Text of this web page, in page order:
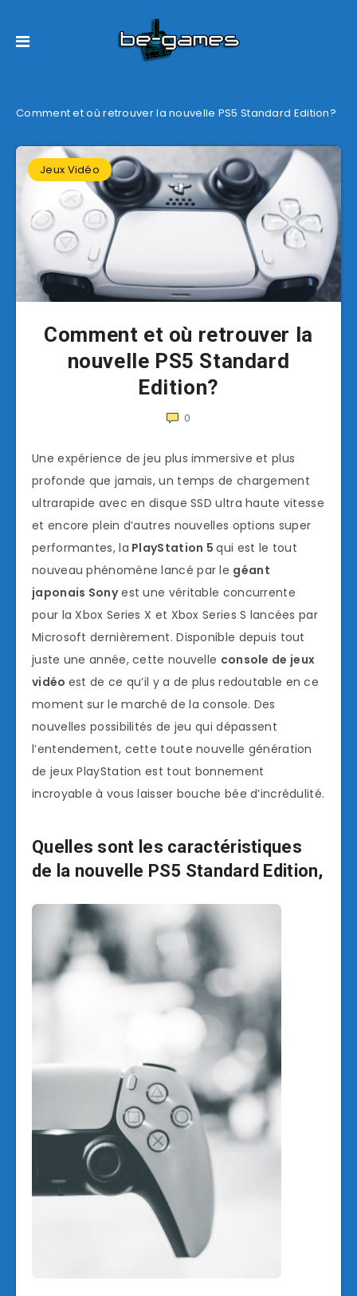
Comment et où retrouver la nouvelle PS5 Standard Edition?
Jeux Vidéo
Comment et où retrouver la
nouvelle PS5 Standard
Edition?
0
Une expérience de jeu plus immersive et plus
profonde que jamais, un temps de chargement
ultrarapide avec en disque SSD ultra haute vitesse
et encore plein d’autres nouvelles options super
performantes, la PlayStation 5qui est le tout
nouveau phénomène lancé par le géant
japonais Sonyest une véritable concurrente
pour la Xbox Series X et Xbox Series S lancées par
Microsoft dernièrement. Disponible depuis tout
juste une année, cette nouvelle console de jeux
vidéo est de ce qu’il y a de plus redoutable en ce
moment sur le marché de la console. Des
nouvelles possibilités de jeu qui dépassent
l’entendement, cette toute nouvelle génération
de jeux PlayStation est tout bonnement
incroyable à vous laisser bouche bée d’incrédulité.
Quelles sont les caractéristiques
de la nouvelle PS5 Standard Edition,